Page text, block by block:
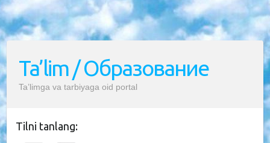
Ta’lim / Образование
Ta’limga va tarbiyaga oid portal
Tilni tanlang: